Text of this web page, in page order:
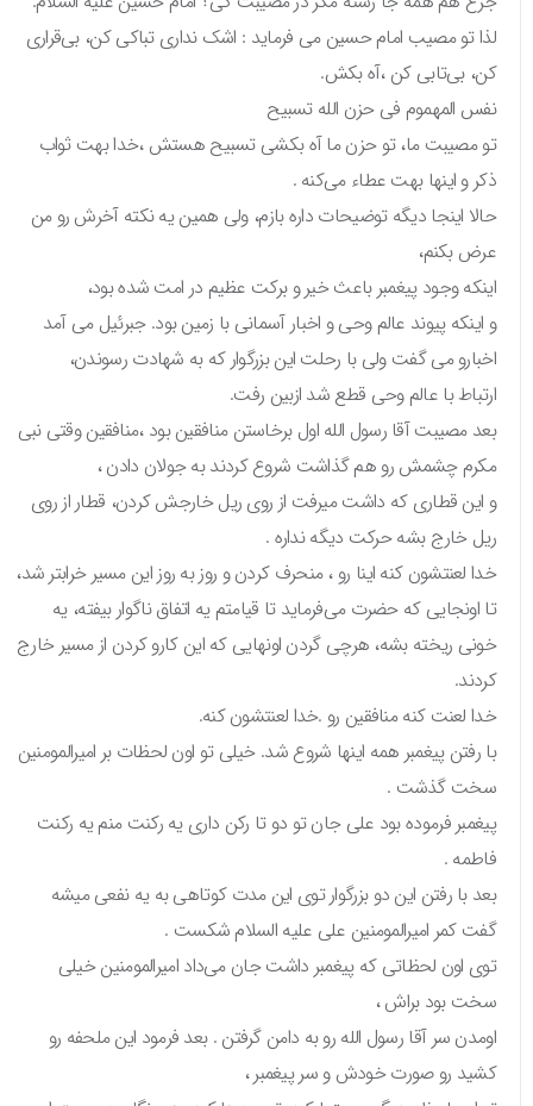
لذا تو مصیب امام حسین می فرماید : اشک نداری تباکی کن، بی‌قراری
کن، بی‌تابی کن ،آه بکش.
نفس المهموم فی حزن الله تسبیح
تو مصیبت ما، تو حزن ما آه بکشی تسبیح هستش ،خدا بهت ثواب
ذکر و اینها بهت عطاء می‌کنه .
حالا اینجا دیگه توضیحات داره بازم، ولی همین یه نکته آخرش رو من
عرض بکنم،
اینکه وجود پیغمبر باعث خیر و برکت عظیم در امت شده بود،
و اینکه پیوند عالم وحی و اخبار آسمانی با زمین بود. جبرئیل می آمد
اخبارو می گفت ولی با رحلت این بزرگوار که به شهادت رسوندن،
ارتباط با عالم وحی قطع شد ازبین رفت.
بعد مصیبت آقا رسول الله اول برخاستن منافقین بود ،منافقین وقتی نبی
مکرم چشمش رو هم گذاشت شروع کردند به جولان دادن ،
و این قطاری که داشت میرفت از روی ریل خارجش کردن، قطار از روی
ریل خارج بشه حرکت دیگه نداره .
خدا لعنتشون کنه اینا رو ، منحرف کردن و روز به روز این مسیر خرابتر شد،
تا اونجایی که حضرت می‌فرماید تا قیامتم یه اتفاق ناگوار بیفته، یه
خونی ریخته بشه، هرچی گردن اونهایی که این کارو کردن از مسیر خارج
کردند.
خدا لعنت کنه منافقین رو .خدا لعنتشون کنه.
با رفتن پیغمبر همه اینها شروع شد. خیلی تو اون لحظات بر امیرالمومنین
سخت گذشت .
پیغمبر فرموده بود علی جان تو دو تا رکن داری یه رکنت منم یه رکنت
فاطمه .
بعد با رفتن این دو بزرگوار توی این مدت کوتاهی به یه نفعی میشه
گفت کمر امیرالمومنین علی علیه السلام شکست .
توی اون لحظاتی که پیغمبر داشت جان می‌داد امیرالمومنین خیلی
سخت بود براش ،
اومدن سر آقا رسول الله رو به دامن گرفتن . بعد فرمود این ملحفه رو
کشید رو صورت خودش و سر پیغمبر ،